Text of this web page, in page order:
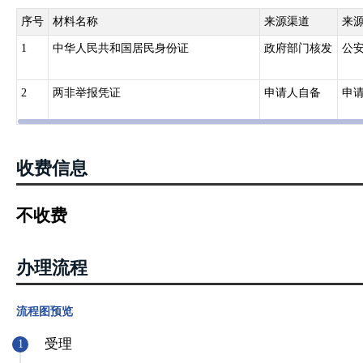
序号 材料名称 来源渠道 来
1 中华人民共和国居民身份证 政府部门核发 公
2 两非举报凭证 申请人自备 申
收费信息
不收费
办理流程
流程图预览
1 受理